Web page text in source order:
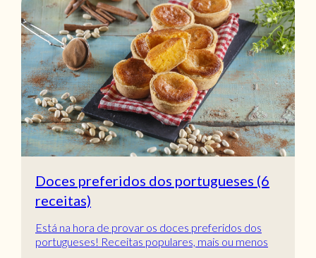
Doces preferidos dos portugueses (6
receitas)
Está na hora de provar os doces preferidos dos
portugueses! Receitas populares, mais ou menos